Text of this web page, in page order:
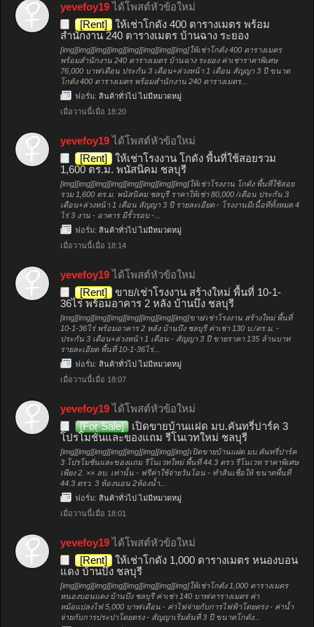
yevefoy19ได้โพสต์หัวข้อใหม่
[Rent]
ให้เช่าโกดัง 400 ตารางเมตร พร้อม
สำนักงาน 240 ตารางเมตร บ้านฉาง ระยอง
[img][img][img][img][img][img][img][img]ให้เช่าโกดัง 400 ตารางเมตร
พร้อมสำนักงาน 240 ตารางเมตร บ้านฉาง ระยอง ค่าเช่าราคาพิเศษ
76,000 บาท/เดือน ประกัน 3 เดือน+ล่วงหน้า 1 เดือน สัญญา 3 ปี ขนาด
โกดัง 400 ตารางเมตร พร้อมสำนักงาน 240 ตารางเมตร...
ฟอรั่ม: สินค้าทั่วไป ไม่มีหมวดหมู่
เมื่อวานนี้เมื่อ 18:20
yevefoy19ได้โพสต์หัวข้อใหม่
[Rent]
ให้เช่าโรงงาน โกดัง พื้นที่ใช้สอยรวม
1,600 ตร.ม. พนัสนิคม ชลบุรี
[img][img][img][img][img][img][img][img]ให้เช่าโรงงาน โกดัง พื้นที่ใช้สอย
รวม 1,600 ตร.ม. พนัสนิคม ชลบุรี ราคาให้เช่า 80,000 /เดือน ประกัน 3
เดือน+ล่วงหน้า 1 เดือน สัญญา 3 ปี รายละเอียด - โรงงานมีเนื้อที่ทั้งหมด 4
ไร่ 3 งาน - อาคาร มีรั้วรอบ -...
ฟอรั่ม: สินค้าทั่วไป ไม่มีหมวดหมู่
เมื่อวานนี้เมื่อ 18:14
yevefoy19ได้โพสต์หัวข้อใหม่
[Rent]
ขาย/เช่าโรงงาน สร้างใหม่ พื้นที่ 10-1-
36ไร่ พร้อมอาคาร 2 หลัง บ้านบึง ชลบุรี
[img][img][img][img][img][img][img][img]ขาย/เช่าโรงงาน สร้างใหม่ พื้นที่
10-1-36ไร่ พร้อมอาคาร 2 หลัง บ้านบึง ชลบุรี ค่าเช่า 130 บ./ตร.ม. -
ประกัน 3 เดือน+ล่วงหน้า 1 เดือน - สัญญา 3 ปี ขายราคา 135 ล้านบาท
รายละเอียด พื้นที่ 10-1-36ไร่...
ฟอรั่ม: สินค้าทั่วไป ไม่มีหมวดหมู่
เมื่อวานนี้เมื่อ 18:07
yevefoy19ได้โพสต์หัวข้อใหม่
[For Sale]
เปิดขายบ้านแฝด มบ.คันทรี่ปาร์ค 3
โปรโมชั่นและของแถม รีโนเวทใหม่ ชลบุรี
[img][img][img][img][img][img][img][img]เปิดขายบ้านแฝด มบ.คันทรี่ปาร์ค
3 โปรโมชั่นและของแถม รีโนเวทใหม่ พื้นที่ 44.3 ตรว รีโนเวท ราคาพิเศษ
เพียง 2. ×× ลบ. เท่านั้น - ฟรีค่าใช้จ่ายวันโอน - ทำสินเชื่อให้ ขนาดพื้นที่
44.3 ตรว. 3 ห้องนอน 2ห้องน้ำ...
ฟอรั่ม: สินค้าทั่วไป ไม่มีหมวดหมู่
เมื่อวานนี้เมื่อ 18:01
yevefoy19ได้โพสต์หัวข้อใหม่
[Rent]
ให้เช่าโกดัง 1,000 ตารางเมตร หนองบอน
แดง บ้านบึง ชลบุรี
[img][img][img][img][img][img][img][img]ให้เช่าโกดัง 1,000 ตารางเมตร
หนองบอนแดง บ้านบึง ชลบุรี ค่าเช่า 140 บาท/ตารางเมตร ค่า
หม้อแปลงไฟ 5,000 บาท/เดือน - ค่าไฟจ่ายกับการไฟฟ้าโดยตรง - ค่าน้ำ
จ่ายกับการประปาโดยตรง - สัญญาเริ่มต้นที่ 3 ปี ขนาดโกดัง...